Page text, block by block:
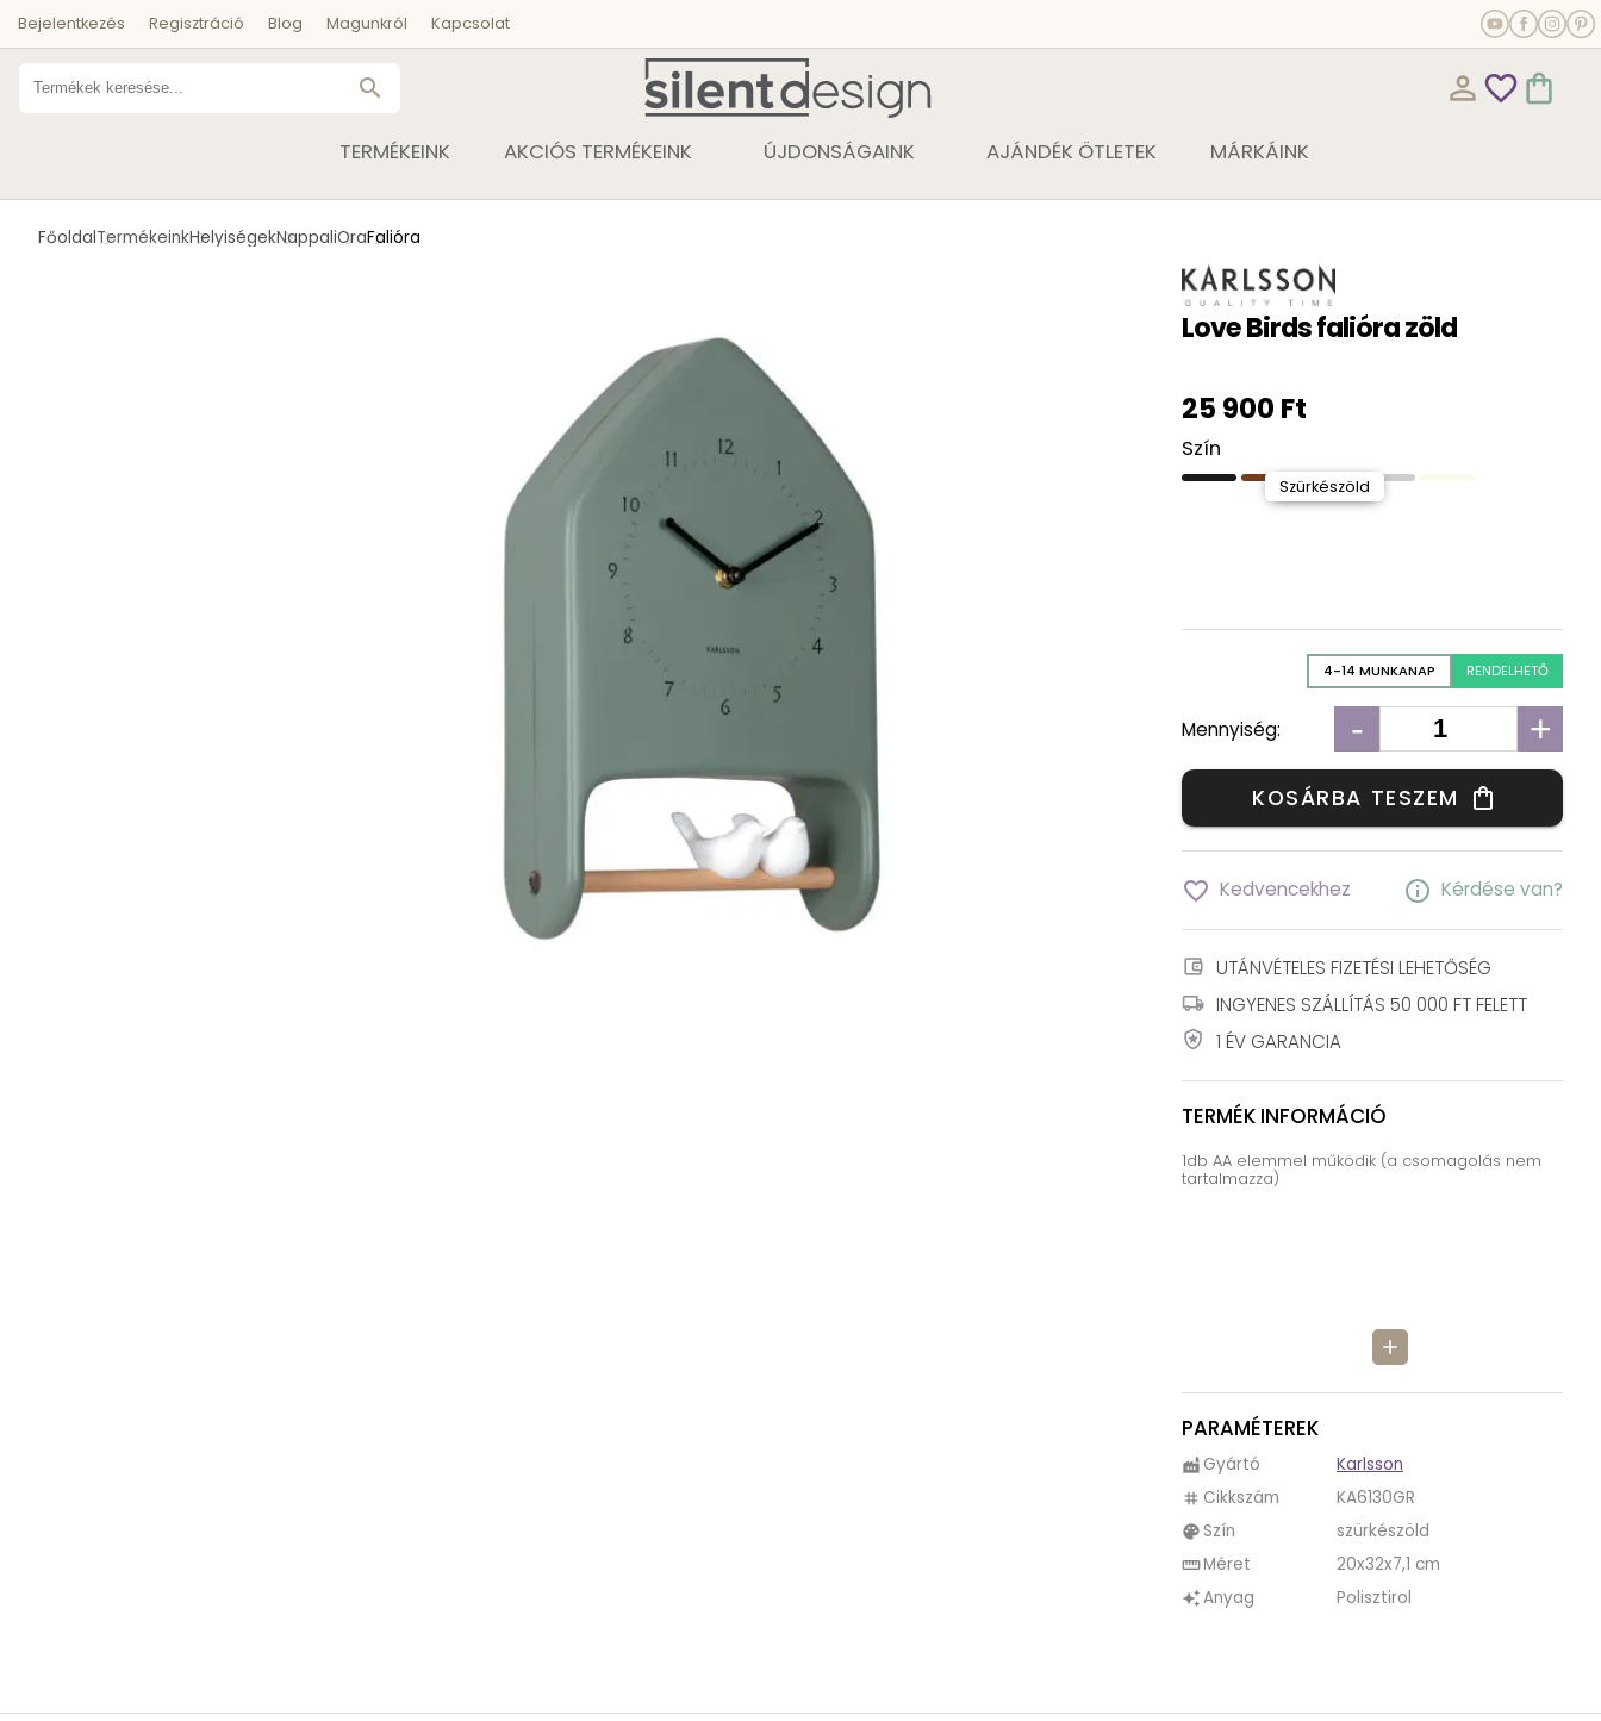
Bejelentkezés Regisztráció Blog Magunkról Kapcsolat
search person_outline favorite_outline shopping_bag
TERMÉKEINK AKCIÓS TERMÉKEINK ÚJDONSÁGAINK AJÁNDÉK ÖTLETEK MÁRKÁINK
FőoldalTermékeinkHelyiségekNappaliÓraFalióra
Love Birds falióra zöld
25 900 Ft
Szín
Szürkészöld
4-14 MUNKANAP RENDELHETŐ
Mennyiség: - +
KOSÁRBA TESZEM shopping_bag
favorite_border Kedvencekhez info Kérdése van?
account_balance_wallet UTÁNVÉTELES FIZETÉSI LEHETŐSÉG
local_shipping INGYENES SZÁLLÍTÁS 50 000 FT FELETT
local_police 1 ÉV GARANCIA
TERMÉK INFORMÁCIÓ
add
1db AA elemmel működik (a csomagolás nem
tartalmazza)
PARAMÉTEREK
factory Gyártó Karlsson
tag Cikkszám KA6130GR
palette Szín szürkészöld
straightenMéret 20x32x7,1 cm
auto_awesomeAnyag Polisztirol